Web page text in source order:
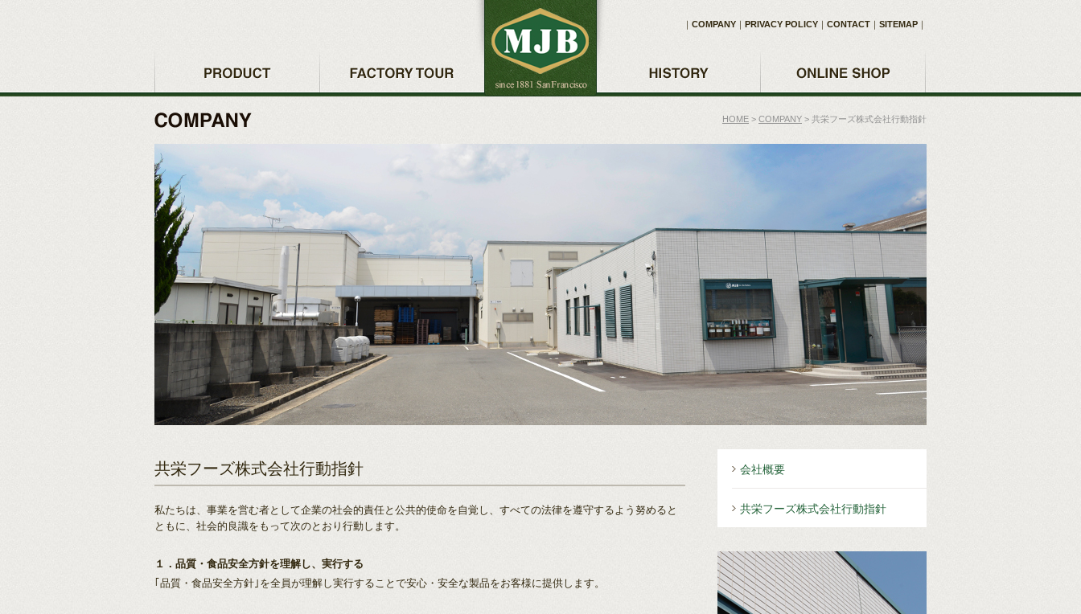
｜ COMPANY ｜ PRIVACY POLICY ｜ CONTACT ｜ SITEMAP ｜
HOME > COMPANY > 共栄フーズ株式会社行動指針
会社概要
共栄フーズ株式会社行動指針
共栄フーズ株式会社行動指針
私たちは、事業を営む者として企業の社会的責任と公共的使命を自覚し、すべての法律を遵守するよう努めると
ともに、社会的良識をもって次のとおり行動します。
１．品質・食品安全方針を理解し、実行する
｢品質・食品安全方針｣を全員が理解し実行することで安心・安全な製品をお客様に提供します。